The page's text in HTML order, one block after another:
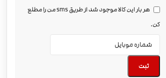
هر بار این کالا موجود شد از طریق sms من را مطلع
کن.
ثبت